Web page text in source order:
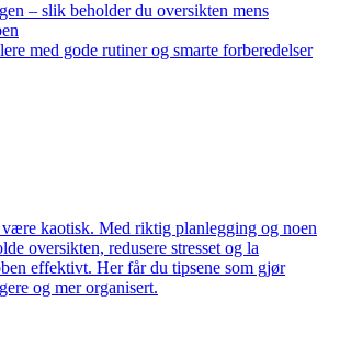
– slik beholder du oversikten mens
med gode rutiner og smarte forberedelser
kaotisk. Med riktig planlegging og noen
oversikten, redusere stresset og la
effektivt. Her får du tipsene som gjør
og mer organisert.